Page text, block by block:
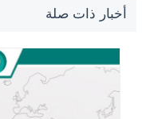
أخبار ذات صلة